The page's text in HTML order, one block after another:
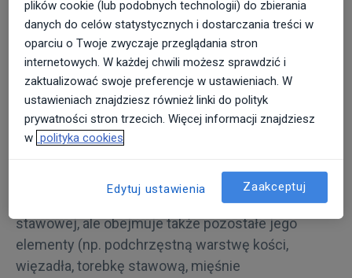
Dominującym objawem jest ból odczuwany
początkowo tylko podczas ruchu, który
zmniejszają się po odpoczynku. Jednakże w
zaawansowanym schorzeniu ból utrzymuje się
także w spoczynku, a nawet
w nocy.
kolanowe, biodrowe oraz stawy kręgosłupa i stawy
rąk. Schorzenie dotyczy nie tylko samej chrząstki
stawowej, ale obejmuje także pozostałe jego
elementy (np. podchrzęstną warstwę kości,
więzadła, torebkę stawową, mięśnie
plików cookie (lub podobnych technologii) do zbierania
danych do celów statystycznych i dostarczania treści w
oparciu o Twoje zwyczaje przeglądania stron
internetowych. W każdej chwili możesz sprawdzić i
zaktualizować swoje preferencje w ustawieniach. W
ustawieniach znajdziesz również linki do polityk
prywatności stron trzecich. Więcej informacji znajdziesz
w polityka cookies
Edytuj ustawienia Zaakceptuj